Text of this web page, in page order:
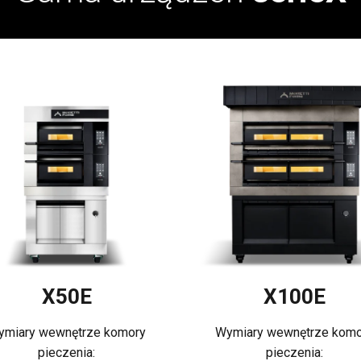
X50E
wewnętrze komory
pieczenia:
X100E
Wymiary wewnętrze
pieczenia: